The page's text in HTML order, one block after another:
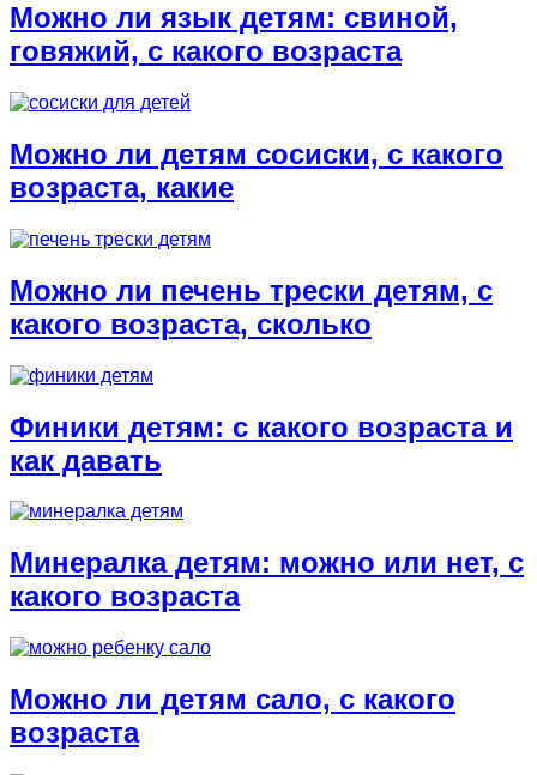
Можно ли язык детям: свиной,
говяжий, с какого возраста
Можно ли детям сосиски, с какого
возраста, какие
Можно ли печень трески детям, с
какого возраста, сколько
Финики детям: с какого возраста и
как давать
Минералка детям: можно или нет, с
какого возраста
Можно ли детям сало, с какого
возраста